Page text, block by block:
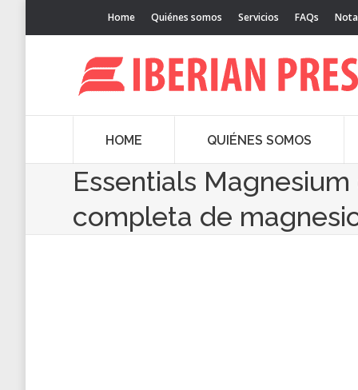
Home Quiénes somos Servicios FAQs
HOME QUIÉNES SOMOS
Essentials
completa de